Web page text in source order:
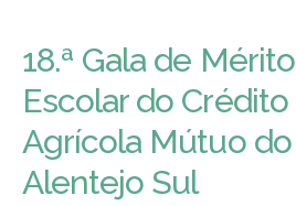
18.ª Gala de Mérito
Escolar do Crédito
Agrícola Mútuo do
Alentejo Sul